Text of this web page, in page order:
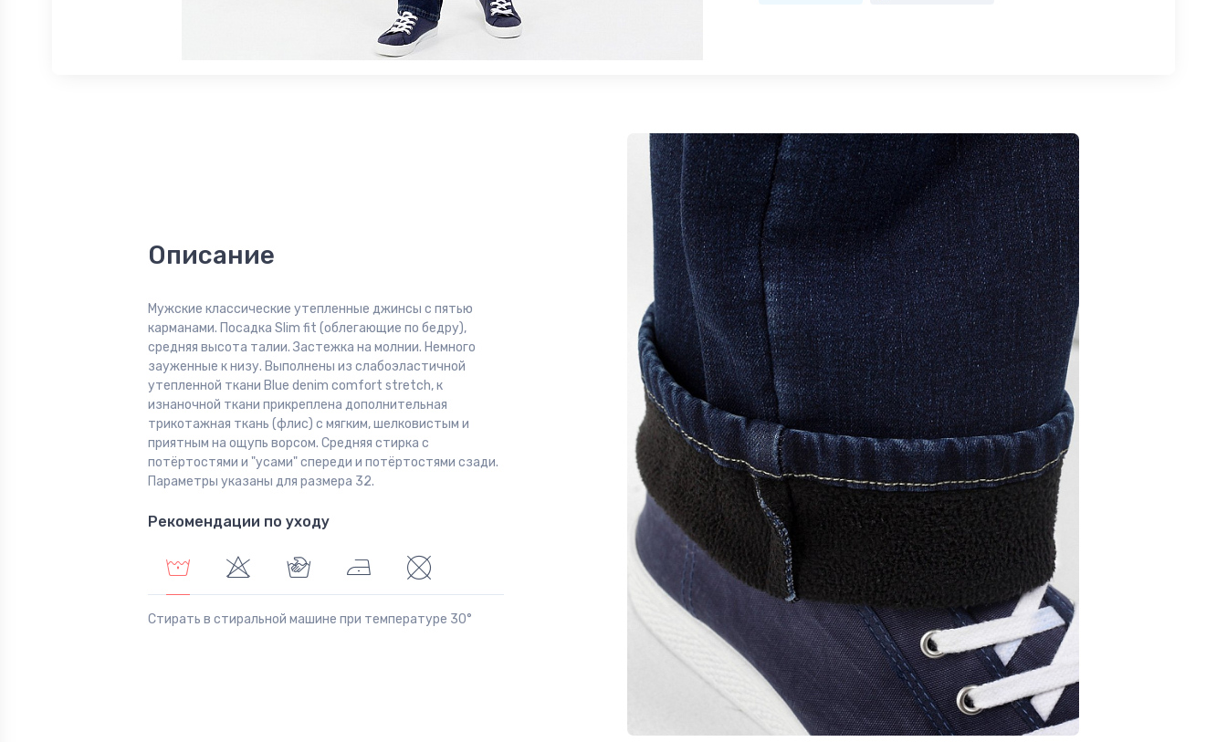
Описание
Мужские классические утепленные джинсы с пятью
карманами. Посадка Slim fit (облегающие по бедру),
средняя высота талии. Застежка на молнии. Немного
зауженные к низу. Выполнены из слабоэластичной
утепленной ткани Blue denim comfort stretch, к
изнаночной ткани прикреплена дополнительная
трикотажная ткань (флис) с мягким, шелковистым и
приятным на ощупь ворсом. Средняя стирка с
потёртостями и "усами" спереди и потёртостями сзади.
Параметры указаны для размера 32.
Рекомендации по уходу
Стирать в стиральной машине при температуре 30°